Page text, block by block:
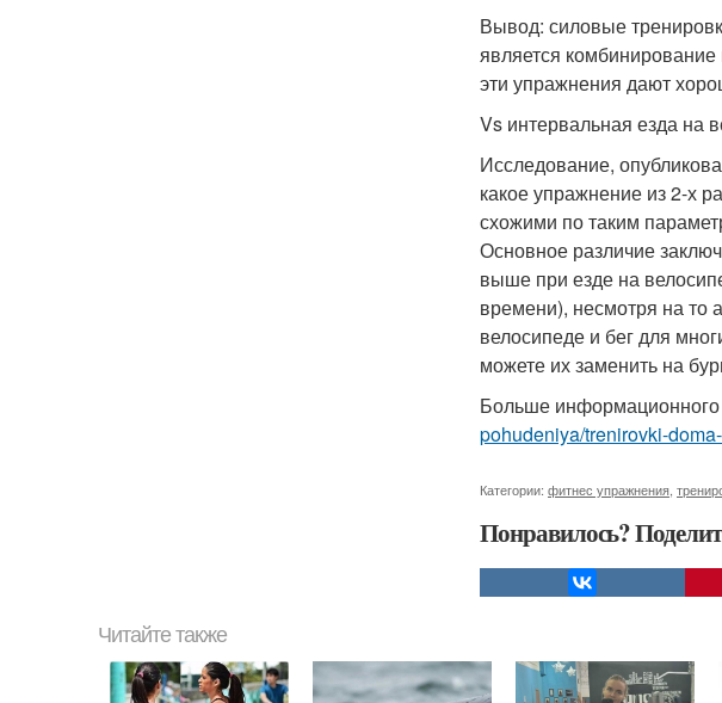
Вывод: силовые
является
эти упражнения дают
Vs интервальная езда на
Исследование,
какое упражнение из 2-х
схожими по таким
Основное различие
выше при езде на
времени), несмотря на то
велосипеде и бег для
можете их заменить на
Больше информационного
pohudeniya/trenirovki-
Категории: фитнес упражнения
Понравилось?
Читайте также